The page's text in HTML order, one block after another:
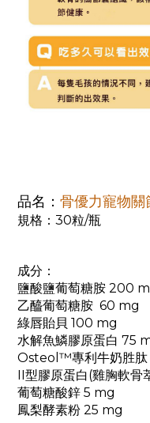
品名： 骨優力寵物關
規格：30粒/瓶
成分：
鹽酸鹽葡萄糖胺 200
乙醯葡萄糖胺 60 mg
綠唇貽貝 100 mg
水解魚鱗膠原蛋白 75
Osteol™專利牛奶胜
II型膠原蛋白(雞胸軟骨
葡萄糖酸鋅 5 mg
鳳梨酵素粉 25 mg